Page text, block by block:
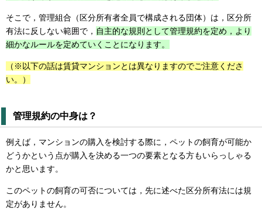
そこで，管理組合（区分所有者全員で構成される団体）は，区分所
有法に反しない範囲で， 自主的な規則として管理規約を定め，より
細かなルールを定めていくことになります。
（※以下の話は賃貸マンションとは異なりますのでご注意くださ
い。）
管理規約の中身は？
例えば，マンションの購入を検討する際に，ペットの飼育が可能か
どうかという点が購入を決める一つの要素となる方もいらっしゃる
かと思います。
このペットの飼育の可否については，先に述べた区分所有法には規
定がありません。